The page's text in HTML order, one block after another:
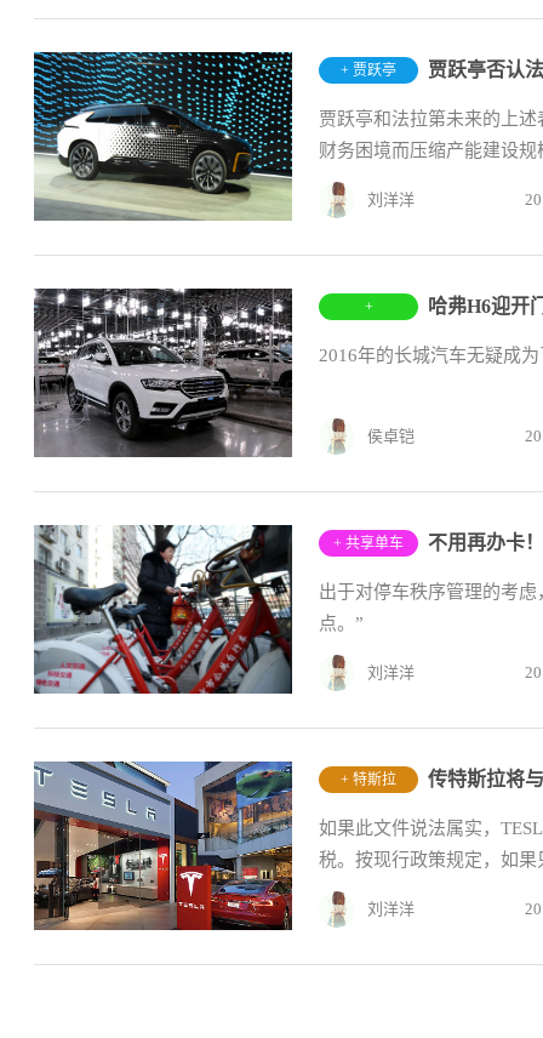
+ 贾跃亭 贾跃亭否认
贾跃亭和法拉第未来的上
财务困境而压缩产能建设
刘洋洋
+ 哈弗H6迎开
2016年的长城汽车无疑成
侯卓铠
+ 共享单车 不用再办卡
出于对停车秩序管理的考
点。”
刘洋洋
+ 特斯拉 传特斯拉将
如果此文件说法属实，
税。按现行政策规定，如
式进...
刘洋洋